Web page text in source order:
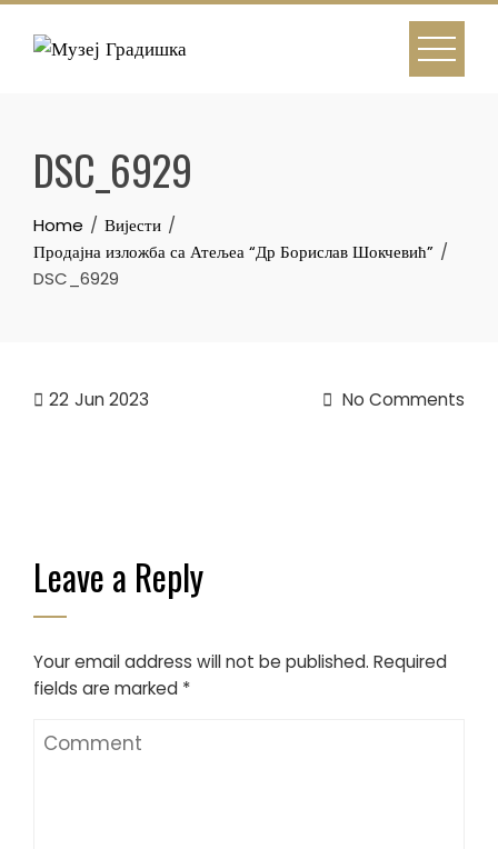
Skip
DSC_6929
Home
Вијести
Продајна изложба са Атељеа “Др Борислав Шокчевић”
DSC_6929
22 Jun 2023 No Comments
Leave a Reply
Your email address will not be published. Required
fields are marked *